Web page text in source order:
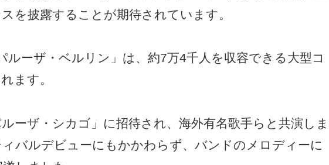
を披露することが期待されています。
ルーザ・ベルリン」は、約7万4千人を収容できる大型コ
ます。
ーザ・シカゴ」に招待され、海外有名歌手らと共演しま
バルデビューにもかかわらず、バンドのメロディーに